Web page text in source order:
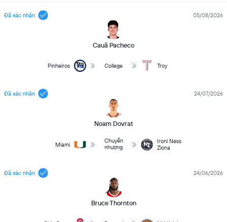
Đã xác nhận
Cauã Pacheco
05/08/2026
Pinheiros College Troy
Đã xác nhận
Noam Dovrat
24/07/2026
Miami
Chuyển
nhượng
Ironi Ness
Ziona
Đã xác nhận
Bruce Thornton
24/06/2026